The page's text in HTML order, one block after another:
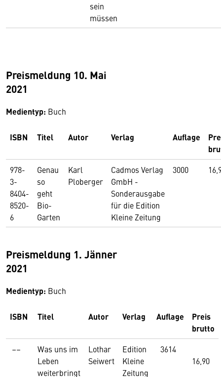
sein
müssen
Preismeldung 10. Mai
2021
Medientyp: Buch
ISBN Titel Autor Verlag Auflage
978-
3-
8404-
8520-
6
Genau
so
geht
Bio-
Garten
Karl
Ploberger
Cadmos Verlag
GmbH -
Sonderausgabe
für die Edition
Kleine Zeitung
3000
Preismeldung 1. Jänner
2021
Medientyp: Buch
ISBN Titel Autor Verlag Auflage
Preis
brutto
––
Was uns im
Leben
weiterbringt
Lothar
Seiwert
Edition
Kleine
Zeitung
3614
16,90